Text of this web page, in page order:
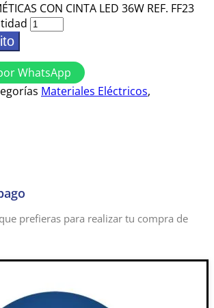
CON CINTA LED 36W REF. FF23
WhatsApp
Materiales Eléctricos,
prefieras para realizar tu compra de